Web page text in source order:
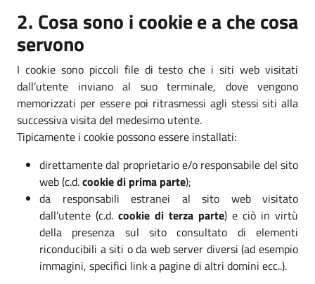
2. Cosa sono i cookie e a che cosa
servono
I cookie sono piccoli file di testo che i siti web visitati
dall’utente inviano al suo terminale, dove vengono
memorizzati per essere poi ritrasmessi agli stessi siti alla
successiva visita del medesimo utente.
Tipicamente i cookie possono essere installati:
direttamente dal proprietario e/o responsabile del sito
web (c.d.cookie di prima parte);
da responsabili estranei al sito web visitato
dall’utente (c.d. cookie di terza parte) e ciò in virtù
della presenza sul sito consultato di elementi
riconducibili a siti o da web server diversi (ad esempio
immagini, specifici link a pagine di altri domini ecc..).